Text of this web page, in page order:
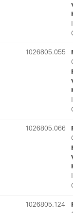
1026805.055
1026805.066
1026805.124